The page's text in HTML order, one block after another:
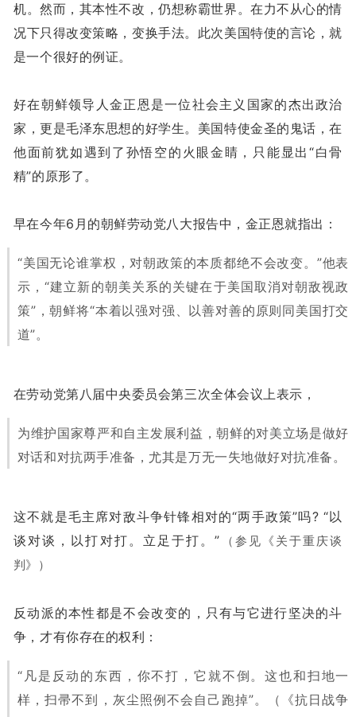
机。然而，其本性不改，仍想称霸世界。在力不从心的情
况下只得改变策略，变换手法。此次美国特使的言论，就
是一个很好的例证。
好在朝鲜领导人金正恩是一位社会主义国家的杰出政治
家，更是毛泽东思想的好学生。美国特使金圣的鬼话，在
他面前犹如遇到了孙悟空的火眼金睛，只能显出“白骨
精”的原形了。
早在今年6月的朝鲜劳动党八大报告中，金正恩就指出：
“美国无论谁掌权，对朝政策的本质都绝不会改变。”他表
示，“建立新的朝美关系的关键在于美国取消对朝敌视政
策”，朝鲜将“本着以强对强、以善对善的原则同美国打交
道”。
在劳动党第八届中央委员会第三次全体会议上表示，
为维护国家尊严和自主发展利益，朝鲜的对美立场是做好
对话和对抗两手准备，尤其是万无一失地做好对抗准备。
这不就是毛主席对敌斗争针锋相对的“两手政策”吗? “以
谈对谈，以打对打。立足于打。” （参见《关于重庆谈
判》）
反动派的本性都是不会改变的，只有与它进行坚决的斗
争，才有你存在的权利：
“凡是反动的东西，你不打，它就不倒。这也和扫地一
样，扫帚不到，灰尘照例不会自己跑掉”。
（《抗日战争